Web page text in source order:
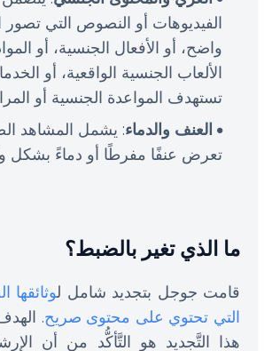
الفيديوهات أو النصوص التي
واضح، أو الأفعال الجنسية، أو
الألعاب الجنسية الواقعية، أو
تستهدف المواعدة الجنسية أو
العنف والدماء: يشمل المشاهد
تعرض عنفًا مفرطًا أو دماءً بشكل
ما الذي تغير بالضبط؟
قامت جوجل بتجديد شامل لوثائقها
التي تحتوي على محتوى صريح.
هذا التَّجديد هو التَّأكُّد من أن